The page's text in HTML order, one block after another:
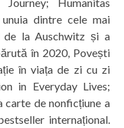
dintre cele mai
de la Auschwitz și a
în 2020, Povești
în viața de zi cu zi
in Everyday Lives;
carte de nonficțiune a
internațional.